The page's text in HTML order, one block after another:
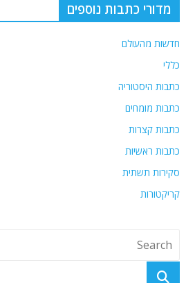
מדורי כתבות נוספים
חדשות מהעולם
כללי
כתבות היסטוריה
כתבות מומחים
כתבות קצרות
כתבות ראשיות
סקירות תשתית
קריקטורות